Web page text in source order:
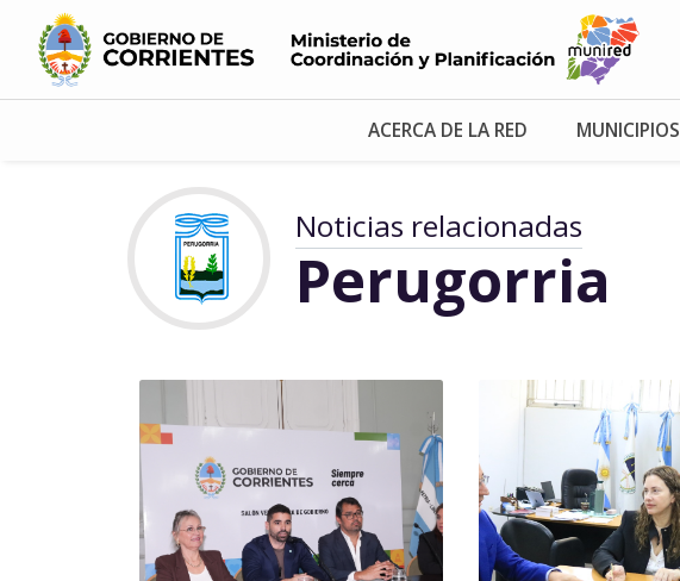
ACERCA DE LA RED MUNICIPIOS
Noticias relacionadas
Perugorria